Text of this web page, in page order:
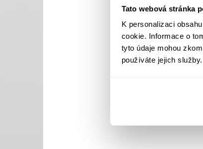
Tato webová stránka
K personalizaci
cookie. Informace o
tyto údaje mohou
používáte jejich služby.